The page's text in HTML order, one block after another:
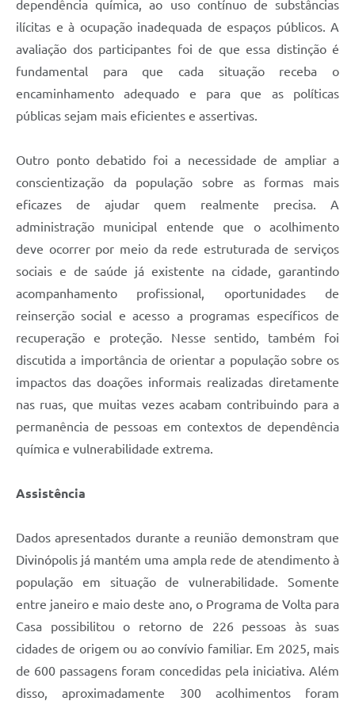
dependência química, ao uso contínuo de substâncias
ilícitas e à ocupação inadequada de espaços públicos. A
avaliação dos participantes foi de que essa distinção é
fundamental para que cada situação receba o
encaminhamento adequado e para que as políticas
públicas sejam mais eficientes e assertivas.
Outro ponto debatido foi a necessidade de ampliar a
conscientização da população sobre as formas mais
eficazes de ajudar quem realmente precisa. A
administração municipal entende que o acolhimento
deve ocorrer por meio da rede estruturada de serviços
sociais e de saúde já existente na cidade, garantindo
acompanhamento profissional, oportunidades de
reinserção social e acesso a programas específicos de
recuperação e proteção. Nesse sentido, também foi
discutida a importância de orientar a população sobre os
impactos das doações informais realizadas diretamente
nas ruas, que muitas vezes acabam contribuindo para a
permanência de pessoas em contextos de dependência
química e vulnerabilidade extrema.
Assistência
Dados apresentados durante a reunião demonstram que
Divinópolis já mantém uma ampla rede de atendimento à
população em situação de vulnerabilidade. Somente
entre janeiro e maio deste ano, o Programa de Volta para
Casa possibilitou o retorno de 226 pessoas às suas
cidades de origem ou ao convívio familiar. Em 2025, mais
de 600 passagens foram concedidas pela iniciativa. Além
disso, aproximadamente 300 acolhimentos foram